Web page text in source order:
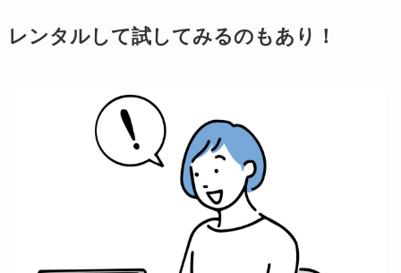
レンタルして試してみるのもあり！